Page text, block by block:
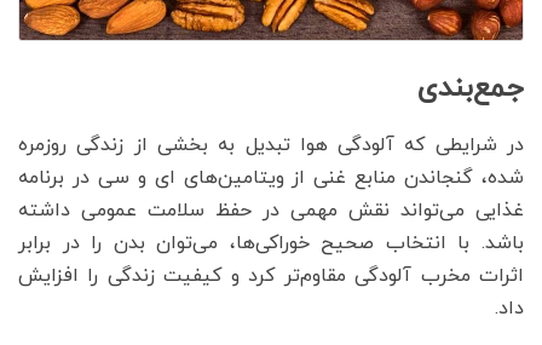
جمع‌بندی
در شرایطی که آلودگی هوا تبدیل به بخشی از زندگی روزمره
شده، گنجاندن منابع غنی از ویتامین‌های ای و سی در برنامه
غذایی می‌تواند نقش مهمی در حفظ سلامت عمومی داشته
باشد. با انتخاب صحیح خوراکی‌ها، می‌توان بدن را در برابر
اثرات مخرب آلودگی مقاوم‌تر کرد و کیفیت زندگی را افزایش
داد.